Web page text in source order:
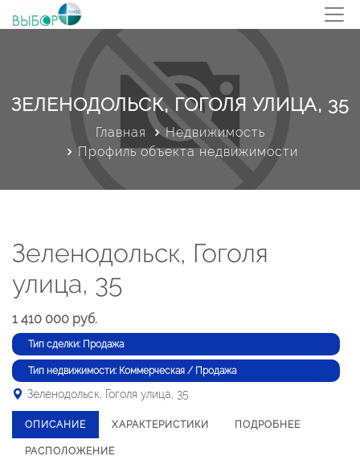
ЗЕЛЕНОДОЛЬСК, ГОГОЛЯ УЛИЦА, 35
Главная
Недвижимость
Профиль объекта недвижимости
Зеленодольск, Гоголя
улица, 35
1 410 000 руб.
Тип сделки: Продажа
Тип недвижимости: Коммерческая / Продажа
Зеленодольск, Гоголя улица, 35
ОПИСАНИЕ ХАРАКТЕРИСТИКИ ПОДРОБНЕЕ
РАСПОЛОЖЕНИЕ